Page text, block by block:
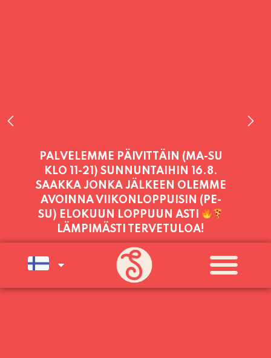
PALVELEMME TÄNÄÄN:
TORSTAI 11:00 - 21:00
PALVELEMME PÄIVITTÄIN (MA-SU
KLO 11-21) SUNNUNTAIHIN 16.8.
SAAKKA JONKA JÄLKEEN OLEMME
AVOINNA VIIKONLOPPUISIN (PE-
SU) ELOKUUN LOPPUUN ASTI
LÄMPIMÄSTI TERVETULOA!